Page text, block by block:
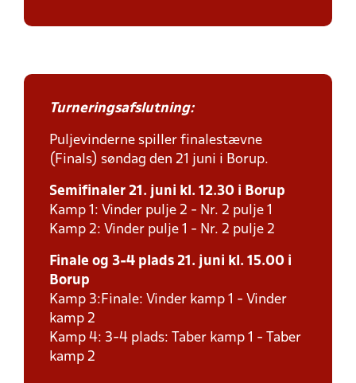
Turneringsafslutning:
Puljevinderne spiller finalestævne
(Finals) søndag den 21 juni i Borup.
Semifinaler 21. juni kl. 12.30 i Borup
Kamp 1: Vinder pulje 2 - Nr. 2 pulje 1
Kamp 2: Vinder pulje 1 - Nr. 2 pulje 2
Finale og 3-4 plads 21. juni kl. 15.00 i
Borup
Kamp 3:Finale: Vinder kamp 1 - Vinder
kamp 2
Kamp 4: 3-4 plads: Taber kamp 1 - Taber
kamp 2